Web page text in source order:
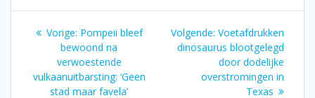
Bericht
navigatie
Vorige: Vorig
bericht:
Pompeii bleef
bewoond na
verwoestende
vulkaanuitbarsting: ‘Geen
stad maar favela’
Volgende: Volgend
bericht:
Voetafdrukken
dinosaurus blootgelegd
door dodelijke
overstromingen in
Texas